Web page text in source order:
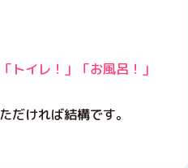
トイレ！」「お風呂！」
だければ結構です。